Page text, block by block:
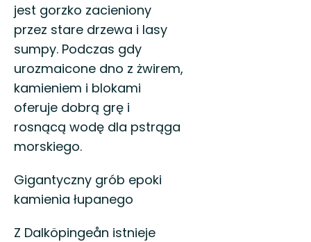
jest gorzko zacieniony
przez stare drzewa i lasy
sumpy. Podczas gdy
urozmaicone dno z żwirem,
kamieniem i blokami
oferuje dobrą grę i
rosnącą wodę dla pstrąga
morskiego.
Gigantyczny grób epoki
kamienia łupanego
Z Dalköpingeån istnieje